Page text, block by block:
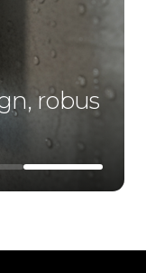
robus